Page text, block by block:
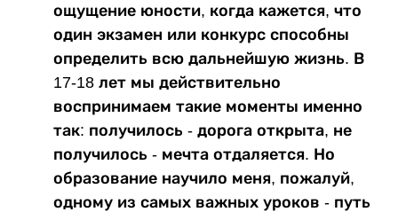
ощущение юности, когда кажется, что
один экзамен или конкурс способны
определить всю дальнейшую жизнь. В
17-18 лет мы действительно
воспринимаем такие моменты именно
так: получилось - дорога открыта, не
получилось - мечта отдаляется. Но
образование научило меня, пожалуй,
одному из самых важных уроков - путь